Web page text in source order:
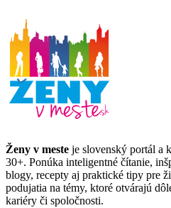
Ženy v meste je slovenský portál a
30+. Ponúka inteligentné čítanie,
blogy, recepty aj praktické tipy pre
podujatia na témy, ktoré otvárajú
kariéry či spoločnosti.